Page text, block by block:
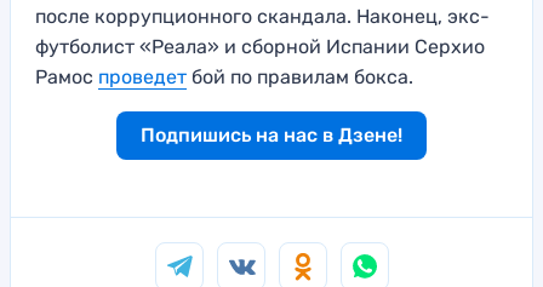
после коррупционного скандала. Наконец, экс-
футболист «Реала» и сборной Испании Серхио
Рамос проведет бой по правилам бокса.
Подпишись на нас в Дзене!